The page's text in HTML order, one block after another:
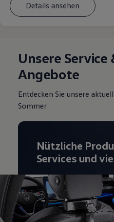
Details ansehen
Unsere Service
Angebote
Entdecken Sie unsere
Sommer.
Nützliche
Services und